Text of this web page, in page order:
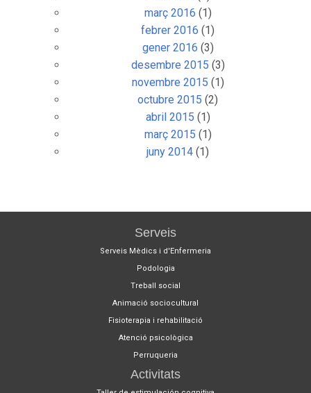
novembre 2016(2)
octubre 2016 (1)
setembre 2016(2)
juliol 2016(3)
juny 2016(1)
maig 2016(2)
abril 2016 (1)
març 2016 (1)
febrer 2016(1)
octubre 2015(2)
abril 2015
març 2015(1)
juny 2014
Serveis